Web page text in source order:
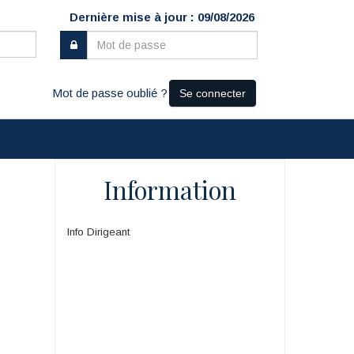
Dernière mise à jour : 09/08/2026
Mot de passe oublié ? Se connecter
Information
Info Dirigeant